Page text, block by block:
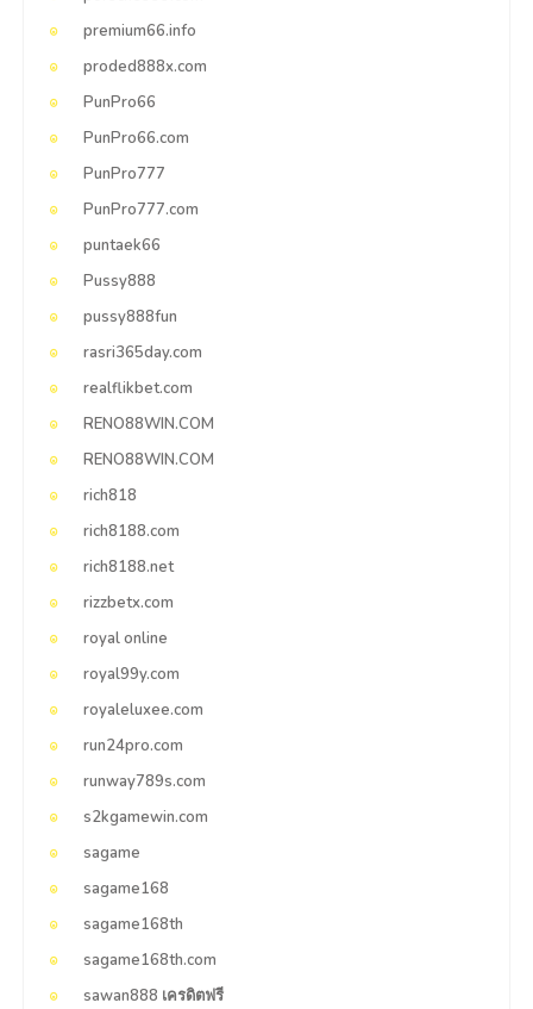
premium66.info
proded888x.com
PunPro66
PunPro66.com
PunPro777
PunPro777.com
puntaek66
Pussy888
pussy888fun
rasri365day.com
realflikbet.com
RENO88WIN.COM
RENO88WIN.COM
rich818
rich8188.com
rich8188.net
rizzbetx.com
royal online
royal99y.com
royaleluxee.com
run24pro.com
runway789s.com
s2kgamewin.com
sagame
sagame168
sagame168th
sagame168th.com
sawan888 เครดิตฟรี